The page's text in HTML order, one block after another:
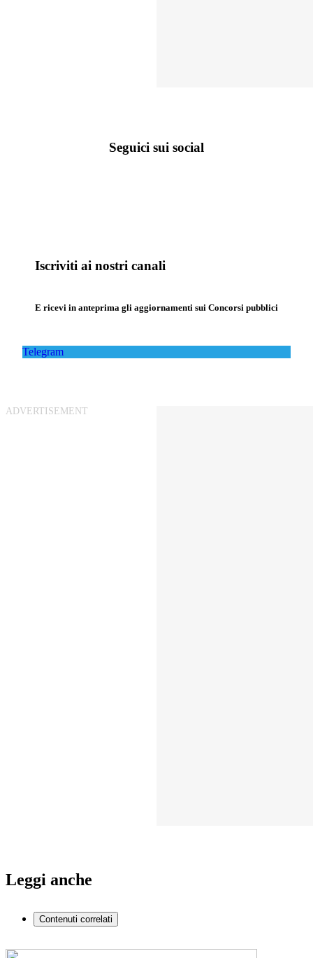
Seguici sui social
Iscriviti ai nostri canali
E ricevi in anteprima gli aggiornamenti sui Concorsi pubblici
Telegram
Leggi anche
Contenuti correlati